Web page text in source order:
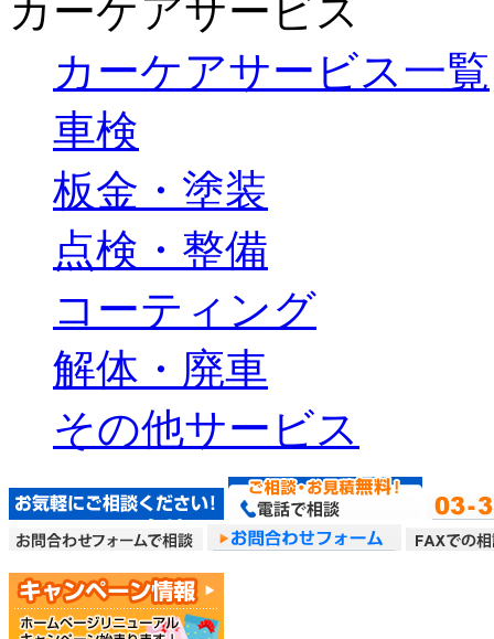
カーケアサービス
カーケアサービス一覧
車検
板金・塗装
点検・整備
コーティング
解体・廃車
その他サービス